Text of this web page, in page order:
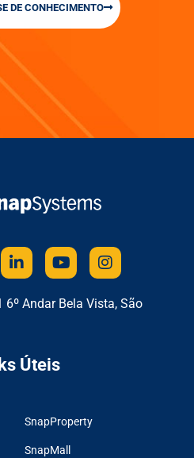
DE CONHECIMENTO
6º Andar Bela Vista, São
Úteis
SnapProperty
SnapMall